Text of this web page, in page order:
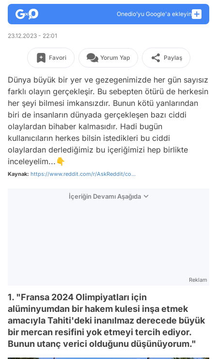
Onedio’yu Google'a ekleyin
23.12.2023 - 22:01
Favori Yorum Yap Paylaş
Dünya büyük bir yer ve gezegenimizde her gün sayısız
farklı olayın gerçekleşir. Bu sebepten ötürü de herkesin
her şeyi bilmesi imkansızdır. Bunun kötü yanlarından
biri de insanların dünyada gerçekleşen bazı ciddi
olaylardan bihaber kalmasıdır. Hadi bugün
kullanıcıların herkes bilsin istedikleri bu ciddi
olaylardan derlediğimiz bu içeriğimizi hep birlikte
inceleyelim...👇
Kaynak: https://www.reddit.com/r/AskReddit/co...
İçeriğin Devamı Aşağıda
Reklam
1. "Fransa 2024 Olimpiyatları için
alüminyumdan bir hakem kulesi inşa etmek
amacıyla Tahiti'deki inanılmaz derecede büyük
bir mercan resifini yok etmeyi tercih ediyor.
Bunun utanç verici olduğunu düşünüyorum."